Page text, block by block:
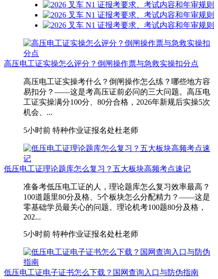
高压电工证实操怎么评分？倒闸操作票与急救实操扣分点
高压电工证实操考什么？倒闸操作怎么练？哪些地方容
易扣分？——这是考高压证前必问的三大问题。高压电
工证实操满分100分、80分合格，2026年新规后实操5次
机会、...
5小时前 特种作业证报名处杜老师
低压电工证理论题库怎么复习？五大板块高频考点速记
准备考低压电工证的人，理论题库怎么复习效率最高？
100道题里80分及格、5个板块怎么分配精力？——这是
零基础学员最关心的问题。理论机考100题80分及格，
202...
5小时前 特种作业证报名处杜老师
低压电工证电子证书怎么下载？国网查询入口与防伪指南